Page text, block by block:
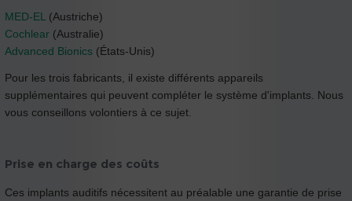
MED-EL (Austriche)
Cochlear (Australie)
Advanced Bionics (États-Unis)
Pour les trois fabricants, il existe différents appareils
supplémentaires qui peuvent compléter le système d'implants. Nous
vous conseillons volontiers à ce sujet.
Prise en charge des coûts
Ces implants auditifs nécessitent au préalable une garantie de prise